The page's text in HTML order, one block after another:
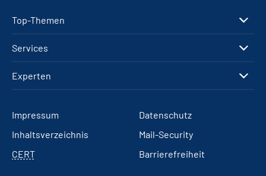
Top-Themen
Services
Experten
Impressum
Datenschutz
Inhaltsverzeichnis
Mail-Security
CERT
Barrierefreiheit